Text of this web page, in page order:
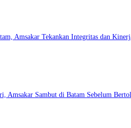
Amsakar Tekankan Integritas dan
Amsakar Sambut di Batam Sebelum